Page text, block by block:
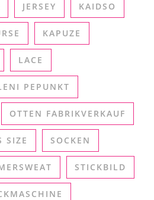
JERSEY KAIDSO
KAPUZE
LACE
PEPUNKT
OTTEN FABRIKVERKAUF
SIZE SOCKEN
STICKBILD